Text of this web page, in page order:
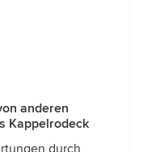
anderen
Kappelrodeck
durch,